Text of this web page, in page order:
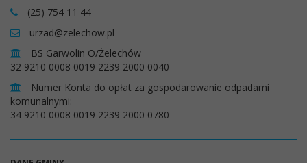
(25) 754 11 44
urzad@zelechow.pl
BS Garwolin O/Żelechów
32 9210 0008 0019 2239 2000 0040
Numer Konta do opłat za gospodarowanie odpadami
komunalnymi:
34 9210 0008 0019 2239 2000 0780